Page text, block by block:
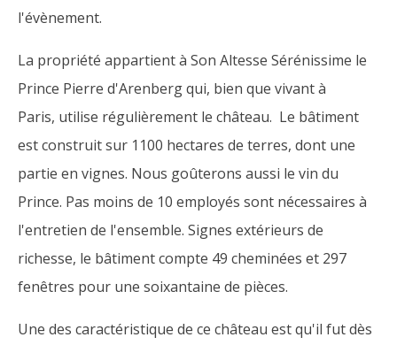
l'évènement.
La propriété appartient à Son Altesse Sérénissime le
Prince Pierre d'Arenberg qui, bien que vivant à
Paris, utilise régulièrement le château. Le bâtiment
est construit sur 1100 hectares de terres, dont une
partie en vignes. Nous goûterons aussi le vin du
Prince. Pas moins de 10 employés sont nécessaires à
l'entretien de l'ensemble. Signes extérieurs de
richesse, le bâtiment compte 49 cheminées et 297
fenêtres pour une soixantaine de pièces.
Une des caractéristique de ce château est qu'il fut dès